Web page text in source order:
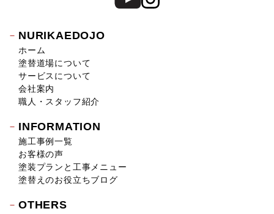
2018年10月 (17)
2018年9月 (14)
2018年8月 (16)
2018年7月 (19)
2018年6月 (11)
2018年4月 (14)
2018年3月 (17)
2018年2月 (18)
2018年1月 (10)
2017年11月 (9)
NURIKAEDOJO
ホーム
塗替道場について
サービスについて
会社案内
職人・スタッフ紹介
INFORMATION
施工事例一覧
お客様の声
塗装プランと工事メニュー
塗替えのお役立ちブログ
OTHERS